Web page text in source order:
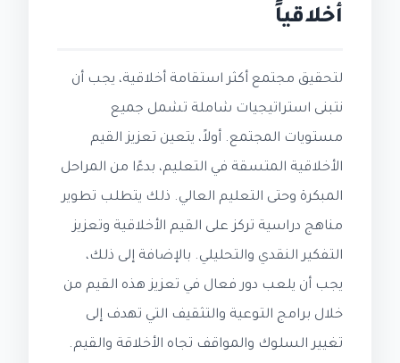
أخلاقياً
لتحقيق مجتمع أكثر استقامة أخلاقية، يجب أن
نتبنى استراتيجيات شاملة تشمل جميع
مستويات المجتمع. أولاً، يتعين تعزيز القيم
الأخلاقية المتسقة في التعليم، بدءًا من المراحل
المبكرة وحتى التعليم العالي. ذلك يتطلب تطوير
مناهج دراسية تركز على القيم الأخلاقية وتعزيز
التفكير النقدي والتحليلي. بالإضافة إلى ذلك،
يجب أن يلعب دور فعال في تعزيز هذه القيم من
خلال برامج التوعية والتثقيف التي تهدف إلى
تغيير السلوك والمواقف تجاه الأخلاقة والقيم.